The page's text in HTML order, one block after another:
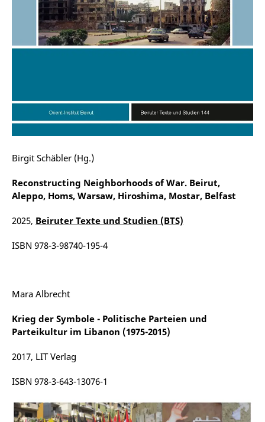
Birgit Schäbler (Hg.)
Reconstructing Neighborhoods of War. Beirut,
Aleppo, Homs, Warsaw, Hiroshima, Mostar, Belfast
2025, Beiruter Texte und Studien (BTS)
ISBN 978-3-98740-195-4
Mara Albrecht
Krieg der Symbole - Politische Parteien und
Parteikultur im Libanon (1975-2015)
2017, LIT Verlag
ISBN 978-3-643-13076-1